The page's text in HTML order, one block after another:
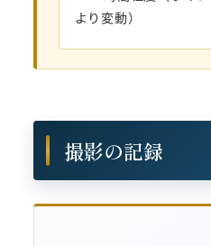
より変動）
撮影の記録